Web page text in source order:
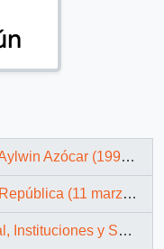
Azócar (1990-1994)
marzo 1990 – 11 marzo 1994)
y Servicios